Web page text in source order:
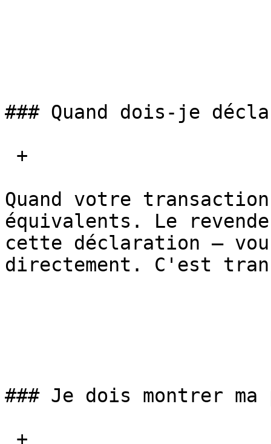
### Quand dois-je
Quand votre
équivalents. Le
cette déclaration –
directement. C'est
### Je dois montrer